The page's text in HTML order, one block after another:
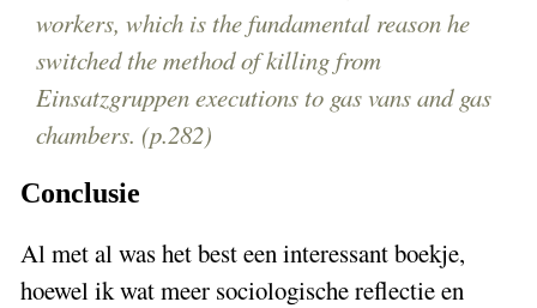
workers, which is the fundamental reason he
switched the method of killing from
Einsatzgruppenexecutions to gas vans and gas
chambers. (p.282)
Conclusie
Al met al was het best een interessant boekje,
hoewel ik wat meer sociologische reflectie en